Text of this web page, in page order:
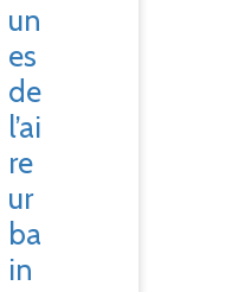
un
es
de
l’ai
re
ur
ba
in